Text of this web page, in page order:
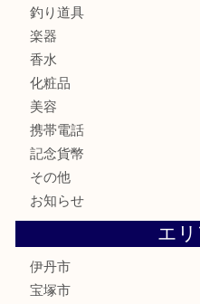
カメラ
お酒
食器
金貨
記念メダル
銀貨
古銭
切手
商品券
鉄道模型
ハガキ